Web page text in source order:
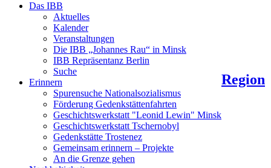
Das IBB
Aktuelles
Kalender
Veranstaltungen
Die IBB „Johannes Rau“ in Minsk
IBB Repräsentanz Berlin
Suche
Erinnern
Spurensuche Nationalsozialismus
Förderung Gedenkstättenfahrten
Geschichtswerkstatt "Leonid Lewin" Minsk
Geschichtswerkstatt Tschernobyl
Gedenkstätte Trostenez
Gemeinsam erinnern – Projekte
An die Grenze gehen
Region